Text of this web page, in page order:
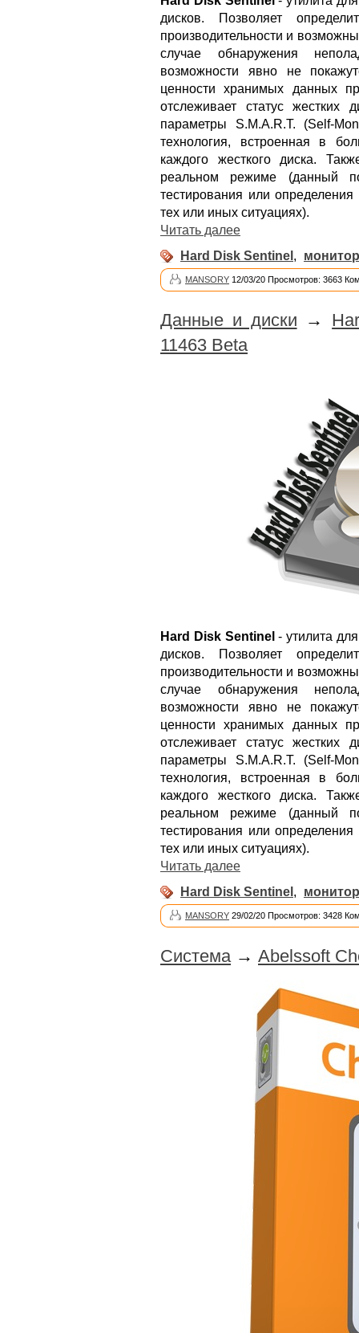
дисков. Позволяет
производительности и
случае обнаружения
возможности явно не
ценности хранимых данных
отслеживает статус жестких
параметры S.M.A.R.T. (Self-
технология, встроенная в
каждого жесткого диска.
реальном режиме (данный
тестирования или
тех или иных ситуациях).
Читать далее
Hard Disk Sentinel ,
MANSORY 12/03/20 Просмотров: 3663
Данные и диски →
11463 Beta
Hard Disk Sentinel - утилита
дисков. Позволяет
производительности и
случае обнаружения
возможности явно не
ценности хранимых данных
отслеживает статус жестких
параметры S.M.A.R.T. (Self-
технология, встроенная в
каждого жесткого диска.
реальном режиме (данный
тестирования или
тех или иных ситуациях).
Читать далее
Hard Disk Sentinel ,
MANSORY 29/02/20 Просмотров: 3428
Система → Abelssoft